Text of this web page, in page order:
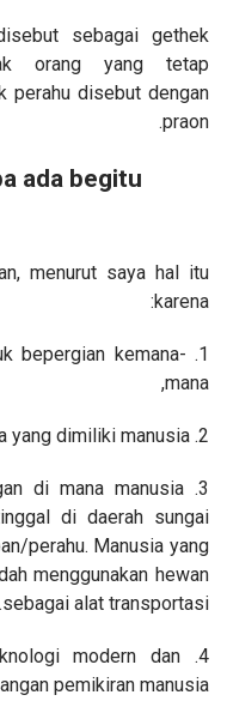
sebagai gethek
orang yang tetap
perahu disebut dengan
praon.
ada begitu
menurut saya hal itu
karena:
bepergian kemana-
mana,
2. Jenis kendaraan sesuai dengan apa yang dimiliki manusia
di mana manusia
di daerah sungai
perahu. Manusia yang
menggunakan hewan
sebagai alat transportasi.
modern dan
pemikiran manusia.